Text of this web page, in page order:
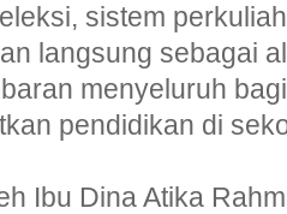
sistem
langsung sebagai
menyeluruh
pendidikan di
Ibu Dina Atika